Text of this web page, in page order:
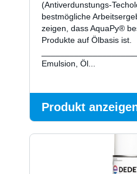
(Antiverdunstungs-
bestmögliche
zeigen, dass AquaPy®
Produkte auf Ölbasis ist.
Emulsion, Öl...
Produkt